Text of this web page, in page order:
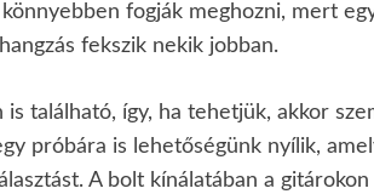
fogják meghozni, mert
fekszik nekik jobban.
is található, így, ha tehetjük, akkor
próbára is lehetőségünk nyílik,
A bolt kínálatában a